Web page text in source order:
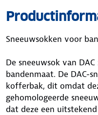
Sneeuwsokken voor
De sneeuwsok van
bandenmaat. De DAC-
kofferbak, dit omdat
gehomologeerde
dat deze een